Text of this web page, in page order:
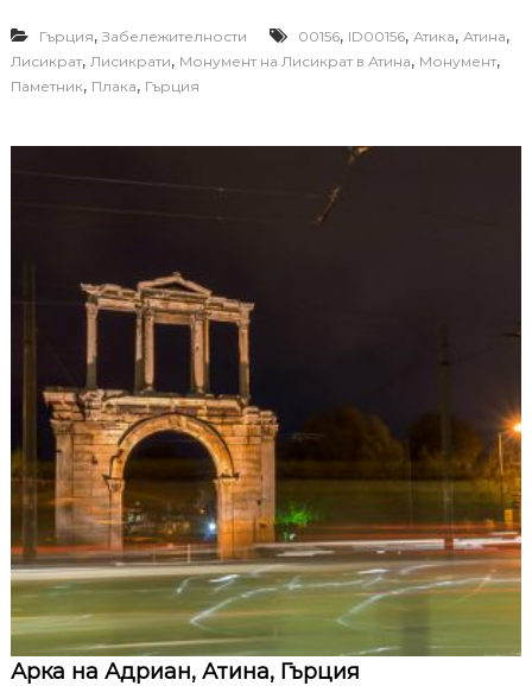
Гърция, Забележителности 00156, ID00156, Атика, Атина,
Лисикрат, Лисикрати, Монумент на Лисикрат в Атина, Монумент,
Паметник, Плака, Гърция
Арка на Адриан, Атина, Гърция